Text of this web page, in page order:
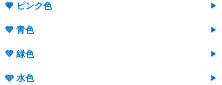
💗 ピンク色
💙 青色
💚 緑色
🩵 水色